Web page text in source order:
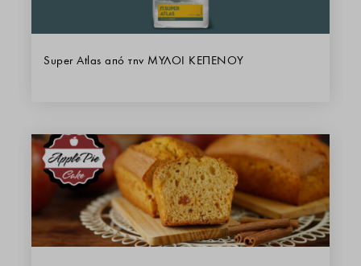
Super Atlas από την ΜΥΛΟΙ ΚΕΠΕΝΟΥ